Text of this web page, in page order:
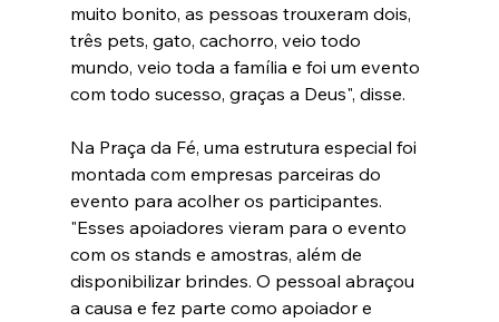
muito bonito, as pessoas trouxeram dois,
três pets, gato, cachorro, veio todo
mundo, veio toda a família e foi um evento
com todo sucesso, graças a Deus", disse.
Na Praça da Fé, uma estrutura especial foi
montada com empresas parceiras do
evento para acolher os participantes.
"Esses apoiadores vieram para o evento
com os stands e amostras, além de
disponibilizar brindes. O pessoal abraçou
a causa e fez parte como apoiador e